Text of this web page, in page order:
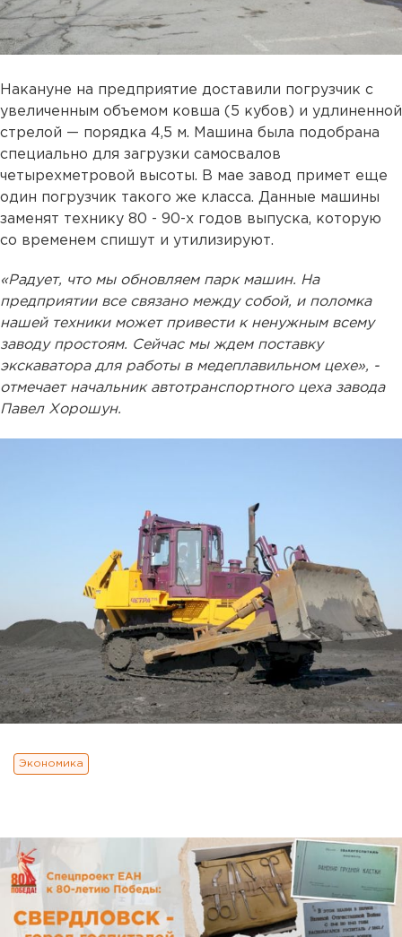
Накануне на предприятие доставили погрузчик с
увеличенным объемом ковша (5 кубов) и удлиненной
стрелой — порядка 4,5 м. Машина была подобрана
специально для загрузки самосвалов
четырехметровой высоты. В мае завод примет еще
один погрузчик такого же класса. Данные машины
заменят технику 80 - 90-х годов выпуска, которую
со временем спишут и утилизируют.
«Радует, что мы обновляем парк машин. На
предприятии все связано между собой, и поломка
нашей техники может привести к ненужным всему
заводу простоям. Сейчас мы ждем поставку
экскаватора для работы в медеплавильном цехе», -
отмечает начальник автотранспортного цеха завода
Павел Хорошун.
Экономика